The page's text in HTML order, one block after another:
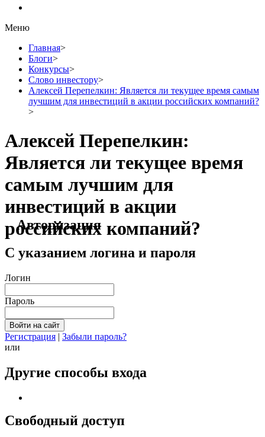
Меню
Главная>
Блоги>
Конкурсы>
Слово инвестору>
Алексей Перепелкин: Является ли текущее время самым
лучшим для инвестиций в акции российских компаний?
>
Алексей Перепелкин:
Является ли текущее время
самым лучшим для
инвестиций в акции
российских компаний?
Авторизация
С указанием логина и пароля
Логин
Пароль
Регистрация | Забыли пароль?
или
Другие способы входа
Свободный доступ